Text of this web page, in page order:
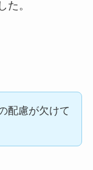
た。
配慮が欠けて